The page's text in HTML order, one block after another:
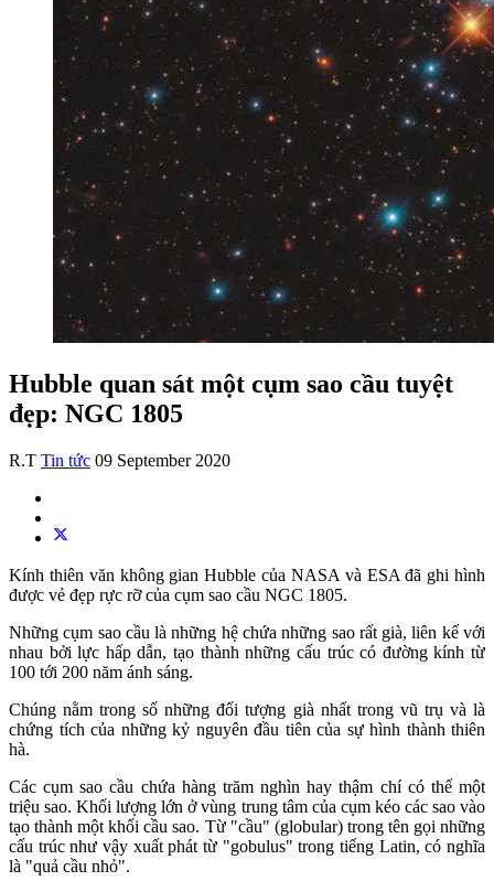
Hubble quan sát một cụm sao cầu tuyệt
đẹp: NGC 1805
R.T Tin tức 09 September 2020
Kính thiên văn không gian Hubble của NASA và ESA đã ghi hình
được vẻ đẹp rực rỡ của cụm sao cầu NGC 1805.
Những cụm sao cầu là những hệ chứa những sao rất già, liên kế với
nhau bởi lực hấp dẫn, tạo thành những cấu trúc có đường kính từ
100 tới 200 năm ánh sáng.
Chúng nằm trong số những đối tượng già nhất trong vũ trụ và là
chứng tích của những kỷ nguyên đầu tiên của sự hình thành thiên
hà.
Các cụm sao cầu chứa hàng trăm nghìn hay thậm chí có thể một
triệu sao. Khối lượng lớn ở vùng trung tâm của cụm kéo các sao vào
tạo thành một khối cầu sao. Từ "cầu" (globular) trong tên gọi những
cấu trúc như vậy xuất phát từ "gobulus" trong tiếng Latin, có nghĩa
là "quả cầu nhỏ".